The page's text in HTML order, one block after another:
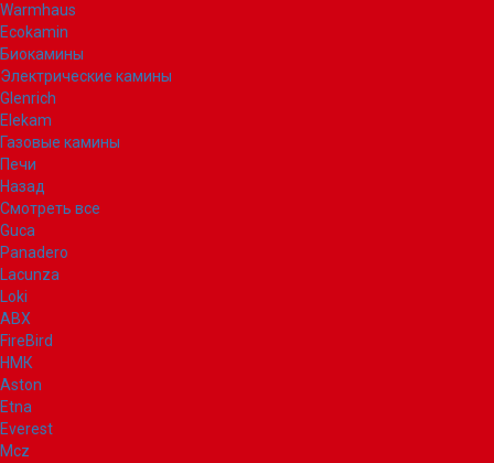
Warmhaus
Ecokamin
Биокамины
Электрические камины
Glenrich
Elekam
Газовые камины
Печи
Назад
Смотреть все
Guca
Panadero
Lacunza
Loki
ABX
FireBird
НМК
Aston
Etna
Everest
Mcz